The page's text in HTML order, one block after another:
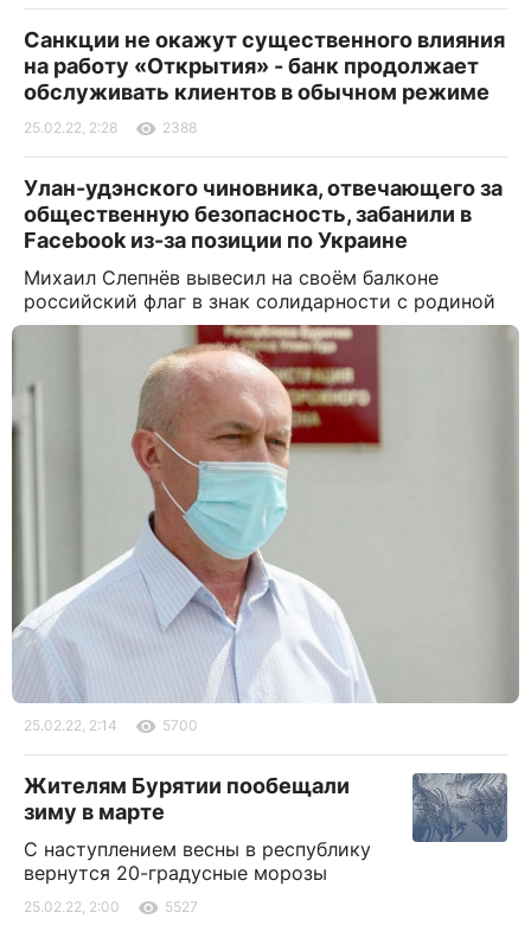
Санкции не окажут существенного влияния
на работу «Открытия» - банк продолжает
обслуживать клиентов в обычном режиме
25.02.22, 2:28 2388
Улан-удэнского чиновника, отвечающего за
общественную безопасность, забанили в
Facebook из-за позиции по Украине
Михаил Слепнёв вывесил на своём балконе
российский флаг в знак солидарности с родиной
25.02.22, 2:14 5700
Жителям Бурятии пообещали
зиму в марте
С наступлением весны в республику
вернутся 20-градусные морозы
25.02.22, 2:00 5527